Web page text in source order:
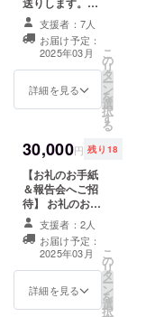
メールアドレス
を、お間違いな
いよう入力お願
いします。 ※こ
のリターン内容
は【簡単応援
A❢】【簡単応援
B❢】【簡単応援
C❢】【簡単応援
E❢】【簡単応援
F❢】と同じにな
ります。
支援者：7人
お届け予定：
2025年03月
詳細を見る
こ
の
リ
タ
ー
ン
を
選
択
す
る
30,000円 残り18
【お礼のお手紙
＆報告会へご招
待】 お礼のお手
紙をお送りしま
す。そしてご希
望の方には報告
会にご招待しま
す。 場所：渋谷
区内 日時：春頃
開催予定 詳しい
支援者：2人
お届け予定：
2025年03月
詳細を見る
こ
の
リ
タ
ー
ン
を
選
択